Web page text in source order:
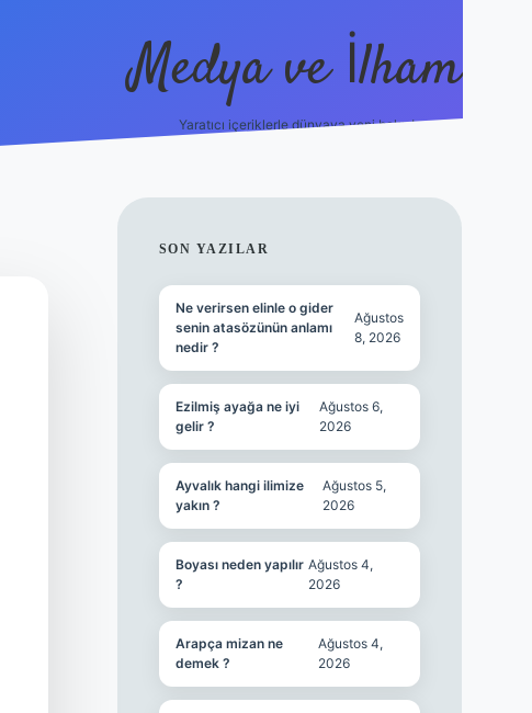
Medya ve İlham
Yaratıcı içeriklerle dünyaya yeni bakış!
SIDEBAR
SON YAZILAR
Ne verirsen elinle o gider
senin atasözünün anlamı
nedir ?
Ağustos
8, 2026
Ezilmiş ayağa ne iyi
gelir ?
Ağustos 6,
2026
Ayvalık hangi ilimize
yakın ?
Ağustos 5,
2026
Boyası neden yapılır
?
Ağustos 4,
2026
Arapça mizan ne
demek ?
Ağustos 4,
2026
vdcasino yeni giriş